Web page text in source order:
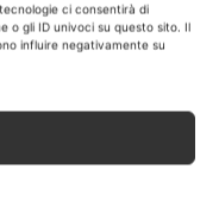
ci consentirà di
o gli ID univoci su questo sito. Il
influire negativamente su
SOLOsu
Tutti gli
ricambi coperti